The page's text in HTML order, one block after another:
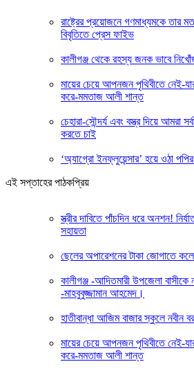
রাষ্ট্রের প্রয়োজনে গণমাধ্যমকে তার
বিবৃতিতে প্রেস ফাইভ
কালীগঞ্জ থেকে রহস্য জনক ভাবে
মায়ের চেয়ে আপনজন পৃথিবীতে নেই-
করে-মমতাজ আলী শান্ত
চেহারা-সৌন্দর্য এবং বস্ত্র দিয়ে
করতে চাই
‘অ্যাগ্রো ইনফ্লুয়েন্সার’ হয়ে ওঠা পপির
এই সপ্তাহের পাঠকপ্রিয়
স্ত্রীর দাবিতে পাঁচদিন ধরে অনশন!
সহায়তা
ছেলের অপারেশনের টাকা জোগাতে
কালীগঞ্জ -আদিতমারী উপজেলা বাসীকে
-মাহবুবুজ্জামান আহমেদ।
হাতীবান্ধা আজিম বাজার স্কুলে নবীন
মায়ের চেয়ে আপনজন পৃথিবীতে নেই-
করে-মমতাজ আলী শান্ত